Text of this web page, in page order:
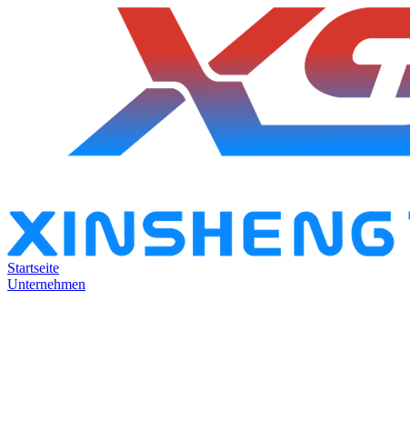
Startseite
Unternehmen